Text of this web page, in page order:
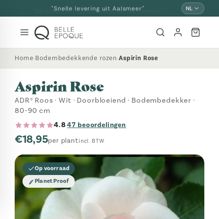
en
inhoud
"Snelle levering uit Aalsmeer" NL
Home› Bodembedekkende rozen›Aspirin Rose
Aspirin Rose
ADR® Roos · Wit · Doorbloeiend · Bodembedekker ·
80-90 cm
4.8·47 beoordelingen
€18,95per plantincl. BTW
Op voorraad
Planet Proof